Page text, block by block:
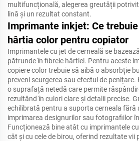
multifuncțională, alegerea greutății
lină și un rezultat constant.
Imprimante inkjet: Ce
hârtia color pentru copiator
Imprimantele cu jet de cerneală se
pătrunde în fibrele hârtiei. Pentru aceste
copiere color trebuie să aibă o absorbție
preveni scurgerea sau efectul de
o suprafață netedă care permite
rezultând în culori clare și detalii precise.
echilibrată pentru a suporta cerneala fără
imprimarea designurilor sau fotografiilor
Funcționează bine atât cu imprimantele
cât și cu cele de birou, oferind rezultate vii